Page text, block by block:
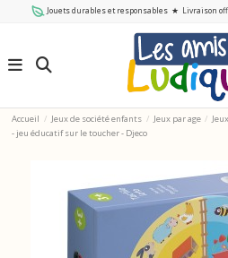
Jouets durables et responsables ★ Livraison
Accueil Jeux de société enfants Jeux par age
- jeu éducatif sur le toucher - Djeco